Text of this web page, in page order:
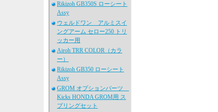
Rikizoh GB350S ローシート
Assy
ウェルドワン アルミスイ
ングアーム セロー250 トリ
ッカー用
Airoh TRR COLOR（カラ
ー）
Rikizoh GB350 ローシート
Assy
GROM オプションパーツ
Kicks HONDA GROM用 ス
プリングセット